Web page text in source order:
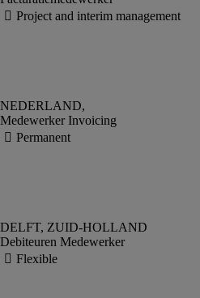
Medewerker Invoicing
Debiteuren Medewerker